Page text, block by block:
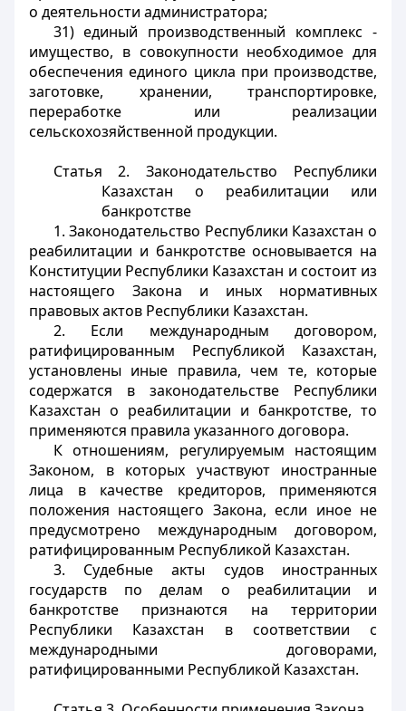
о деятельности администратора;
31) единый производственный комплекс -
имущество, в совокупности необходимое для
обеспечения единого цикла при производстве,
заготовке, хранении, транспортировке,
переработке или реализации
сельскохозяйственной продукции.
Статья 2.Законодательство Республики
Казахстан о реабилитации или
банкротстве
1. Законодательство Республики Казахстан о
реабилитации и банкротстве основывается на
Конституции Республики Казахстан и состоит из
настоящего Закона и иных нормативных
правовых актов Республики Казахстан.
2. Если международным договором,
ратифицированным Республикой Казахстан,
установлены иные правила, чем те, которые
содержатся в законодательстве Республики
Казахстан о реабилитации и банкротстве, то
применяются правила указанного договора.
К отношениям, регулируемым настоящим
Законом, в которых участвуют иностранные
лица в качестве кредиторов, применяются
положения настоящего Закона, если иное не
предусмотрено международным договором,
ратифицированным Республикой Казахстан.
3. Судебные акты судов иностранных
государств по делам о реабилитации и
банкротстве признаются на территории
Республики Казахстан в соответствии с
международными договорами,
ратифицированными Республикой Казахстан.